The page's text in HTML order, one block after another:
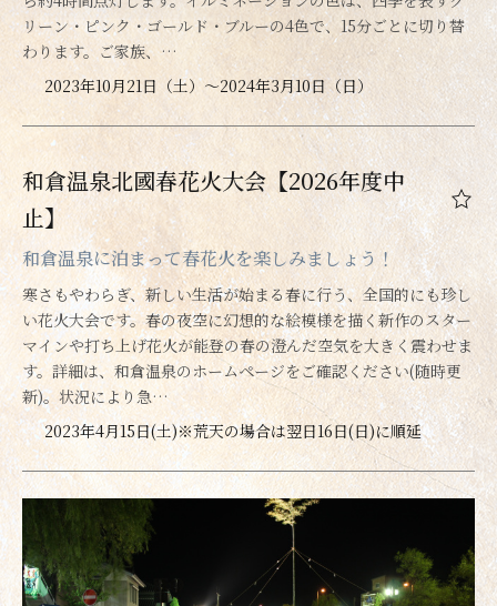
リーン・ピンク・ゴールド・ブルーの4色で、15分ごとに切り替
わります。ご家族、…
2023年10月21日（土）～2024年3月10日（日）
和倉温泉北國春花火大会【2026年度中
止】
和倉温泉に泊まって春花火を楽しみましょう！
寒さもやわらぎ、新しい生活が始まる春に行う、全国的にも珍し
い花火大会です。春の夜空に幻想的な絵模様を描く新作のスター
マインや打ち上げ花火が能登の春の澄んだ空気を大きく震わせま
す。詳細は、和倉温泉のホームページをご確認ください(随時更
新)。状況により急…
2023年4月15日(土)※荒天の場合は翌日16日(日)に順延